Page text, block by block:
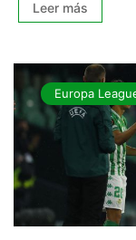
Leer más
Europa